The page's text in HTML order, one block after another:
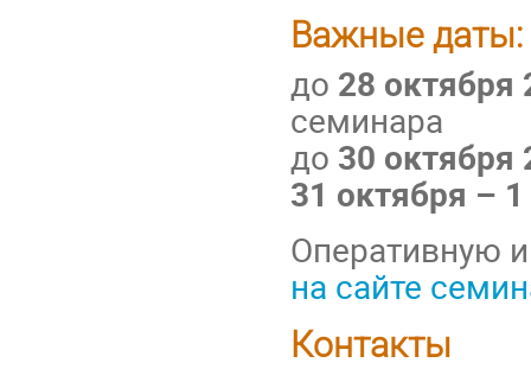
Важные даты:
до 28 октября
семинара
до 30 октября
31 октября –
Оперативную
на сайте
Контакты